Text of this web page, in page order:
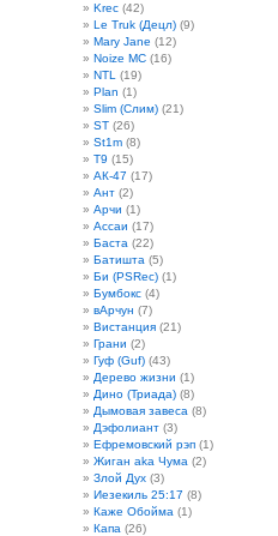
Krec (42)
Le Truk (Децл) (9)
Mary Jane (12)
Noize MC (16)
NTL
(19)
Plan (1)
Slim (Слим) (21)
ST (26)
St1m (8)
T9 (15)
АК-47 (17)
Ант (2)
Арчи (1)
Ассаи (17)
Баста (22)
Батишта (5)
Би (PSRec) (1)
Бумбокс (4)
вАрчун (7)
Вистанция (21)
Грани (2)
Гуф (Guf) (43)
Дерево жизни (1)
Дино (Триада) (8)
Дымовая завеса (8)
Дэфолиант (3)
Ефремовский рэп (1)
Жиган aka Чума (2)
Злой Дух (3)
Иезекиль 25:17 (8)
Каже Обойма (1)
Капа (26)